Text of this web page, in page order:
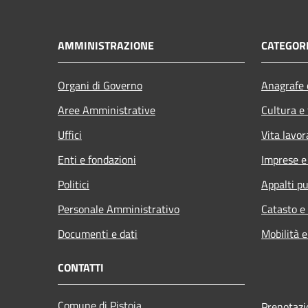
AMMINISTRAZIONE
Organi di Governo
Aree Amministrative
Uffici
Enti e fondazioni
Politici
Personale Amministrativo
Documenti e dati
Cultura
Vita
Imprese
Appalti
Catasto
Mobilità
CONTATTI